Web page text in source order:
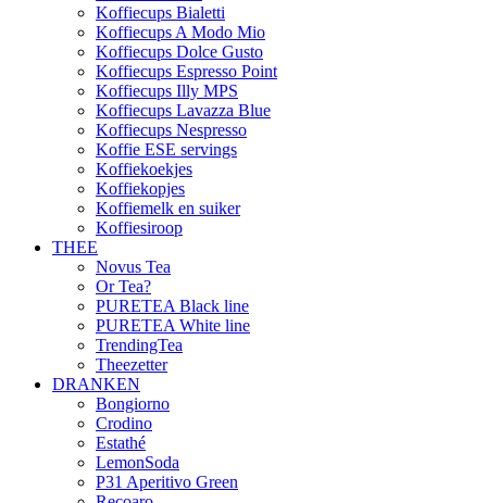
Koffiecups Bialetti
Koffiecups A Modo Mio
Koffiecups Dolce Gusto
Koffiecups Espresso Point
Koffiecups Illy MPS
Koffiecups Lavazza Blue
Koffiecups Nespresso
Koffie ESE servings
Koffiekoekjes
Koffiekopjes
Koffiemelk en suiker
Koffiesiroop
THEE
Novus Tea
Or Tea?
PURETEA Black line
PURETEA White line
TrendingTea
Theezetter
DRANKEN
Bongiorno
Crodino
Estathé
LemonSoda
P31 Aperitivo Green